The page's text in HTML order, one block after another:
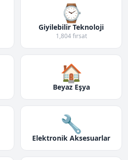
⌚
Giyilebilir Teknoloji
1,804 fırsat
🏠
Beyaz Eşya
🔧
Elektronik Aksesuarlar